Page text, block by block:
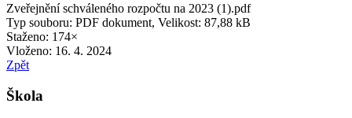
Zveřejnění schváleného rozpočtu na 2023 (1).pdf
Typ souboru: PDF dokument, Velikost: 87,88 kB
Staženo: 174×
Vloženo: 16. 4. 2024
Zpět
Škola